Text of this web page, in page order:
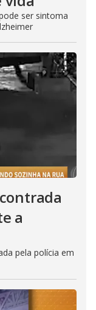
ser sintoma
a
pela polícia em